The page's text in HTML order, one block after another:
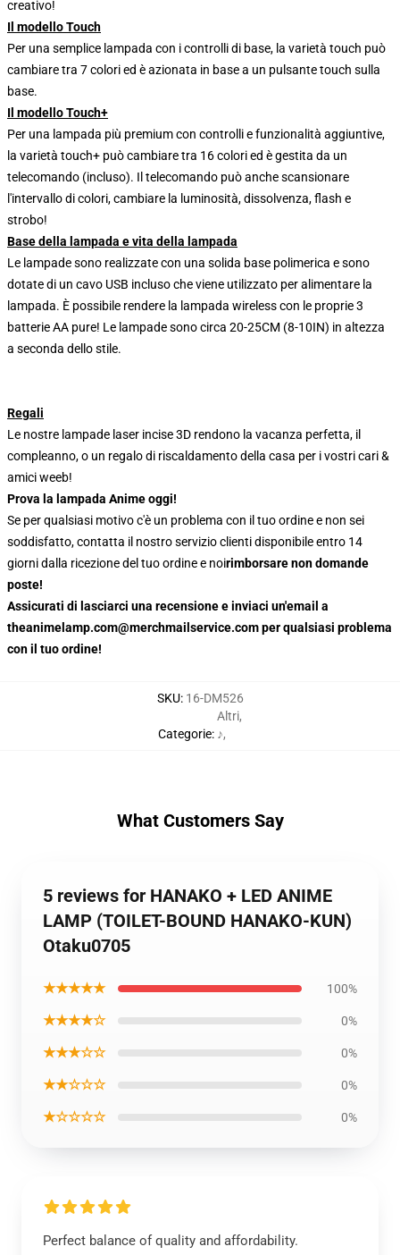
creativo!
Il modello Touch
Per una semplice lampada con i controlli di base, la varietà touch può
cambiare tra 7 colori ed è azionata in base a un pulsante touch sulla
base.
Il modello Touch+
Per una lampada più premium con controlli e funzionalità aggiuntive,
la varietà touch+ può cambiare tra 16 colori ed è gestita da un
telecomando (incluso). Il telecomando può anche scansionare
l'intervallo di colori, cambiare la luminosità, dissolvenza, flash e
strobo!
Base della lampada e vita della lampada
Le lampade sono realizzate con una solida base polimerica e sono
dotate di un cavo USB incluso che viene utilizzato per alimentare la
lampada. È possibile rendere la lampada wireless con le proprie 3
batterie AA pure! Le lampade sono circa 20-25CM (8-10IN) in altezza
a seconda dello stile.
Regali
Le nostre lampade laser incise 3D rendono la vacanza perfetta, il
compleanno, o un regalo di riscaldamento della casa per i vostri cari &
amici weeb!
Prova la lampada Anime oggi!
Se per qualsiasi motivo c'è un problema con il tuo ordine e non sei
soddisfatto, contatta il nostro servizio clienti disponibile entro 14
giorni dalla ricezione del tuo ordine e noirimborsare non domande
poste!
Assicurati di lasciarci una recensione e inviaci un'email a
theanimelamp.com@merchmailservice.com per qualsiasi problema
con il tuo ordine!
SKU: 16-DM526
Categorie:
Altri,
♪,
What Customers Say
5 reviews for HANAKO + LED ANIME
LAMP (TOILET-BOUND HANAKO-KUN)
Otaku0705
★★★★★ 100%
★★★★☆ 0%
★★★☆☆ 0%
★★☆☆☆ 0%
★☆☆☆☆ 0%
Perfect balance of quality and affordability.